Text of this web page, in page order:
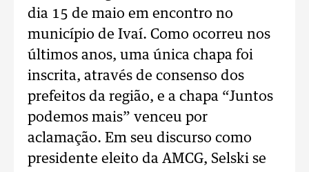
dia 15 de maio em encontro no
município de Ivaí. Como ocorreu nos
últimos anos, uma única chapa foi
inscrita, através de consenso dos
prefeitos da região, e a chapa “Juntos
podemos mais” venceu por
aclamação. Em seu discurso como
presidente eleito da AMCG, Selski se